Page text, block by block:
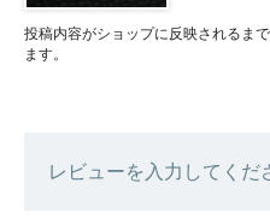
投稿内容がショップに反映されるま
ます。
レビューを入力してくだ